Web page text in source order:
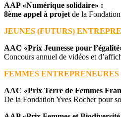
AAP «Numérique solidaire» :
8ème appel à projet de la
JEUNES (FUTURS)
AAC «Prix Jeunesse pour
Concours annuel de vidéos et
FEMMES ENTREPRENEURES
AAC «Prix Terre de Femmes
De la Fondation Yves Rocher pour